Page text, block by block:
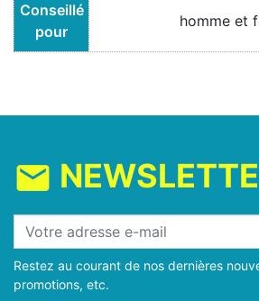
Conseillé
pour
homme et
mail
Restez au courant de nos dernières
promotions, etc.